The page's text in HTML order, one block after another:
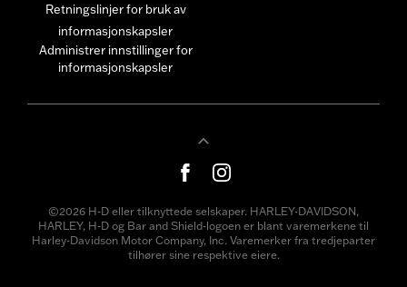
Retningslinjer for bruk av
informasjonskapsler
Administrer innstillinger for
informasjonskapsler
©2026 H-D eller tilknyttede selskaper. HARLEY-DAVIDSON,
HARLEY, H-D og Bar and Shield-logoen er blant varemerkene til
Harley-Davidson Motor Company, Inc. Varemerker fra tredjeparter
tilhører sine respektive eiere.